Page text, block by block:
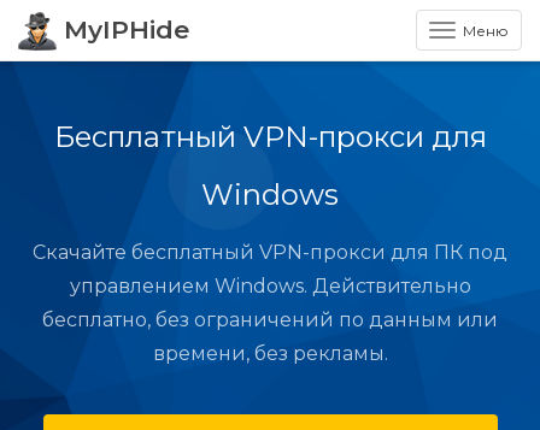
Меню
MyIPHide
Бесплатный VPN-прокси для
Windows
Скачайте бесплатный VPN-прокси для ПК под
управлением Windows. Действительно
бесплатно, без ограничений по данным или
времени, без рекламы.